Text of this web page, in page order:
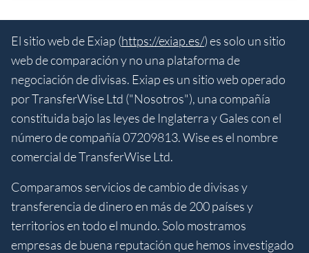
El sitio web de Exiap (https://exiap.es/) es solo un sitio
web de comparación y no una plataforma de
negociación de divisas. Exiap es un sitio web operado
por TransferWise Ltd ("Nosotros"), una compañía
constituida bajo las leyes de Inglaterra y Gales con el
número de compañía 07209813. Wise es el nombre
comercial de TransferWise Ltd.
Comparamos servicios de cambio de divisas y
transferencia de dinero en más de 200 países y
territorios en todo el mundo. Solo mostramos
empresas de buena reputación que hemos investigado